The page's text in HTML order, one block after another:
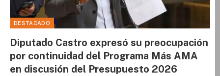
DESTACADO
Diputado Castro expresó su preocupación
por continuidad del Programa Más AMA
en discusión del Presupuesto 2026